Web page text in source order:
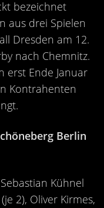
bezeichnet
aus drei Spielen
Dresden am 12.
nach Chemnitz.
erst Ende Januar
Kontrahenten
Berlin
Kühnel
2), Oliver Kirmes,